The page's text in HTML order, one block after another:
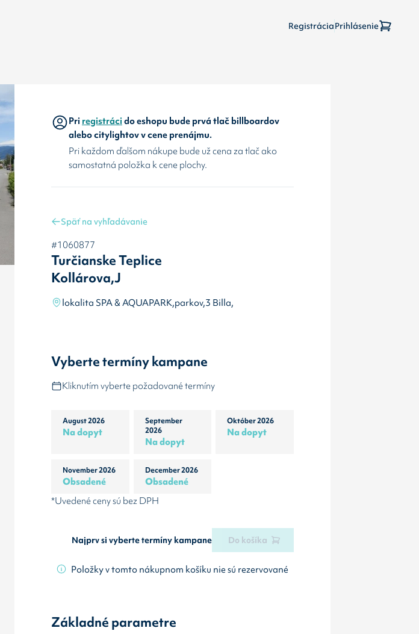
RegistráciaPrihlásenie
Priregistrácido eshopu bude prvá tlač billboardov
alebo citylightov v cene prenájmu.
Pri každom ďalšom nákupe bude už cena za tlač ako
samostatná položka k cene plochy.
Späť na vyhľadávanie
#1060877
Turčianske Teplice
Kollárova,J
lokalita SPA & AQUAPARK,parkov,3 Billa,
Vyberte termíny kampane
Kliknutím vyberte požadované termíny
August 2026
Na dopyt
September
2026
Na dopyt
Október 2026
Na dopyt
November 2026
Obsadené
December 2026
Obsadené
*Uvedené ceny sú bez DPH
Najprv si vyberte termíny kampane Do košíka
Položky v tomto nákupnom košíku nie sú rezervované
Základné parametre